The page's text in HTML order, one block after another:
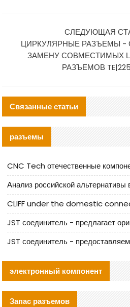
СЛЕДУЮЩАЯ
ЦИРКУЛЯРНЫЕ РАЗЪЕМЫ -
ЗАМЕНУ СОВМЕСТИМЫХ
РАЗЪЕМОВ
Связанные статьи
разъемы
электронный компонент
Запас разъемов